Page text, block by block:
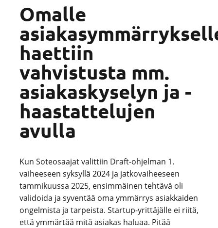
Omalle
haettiin
vahvistusta mm.
asiakaskyselyn ja -
haastattelujen
avulla
Kun Soteosaajat valittiin Draft-ohjelman 1.
vaiheeseen syksyllä 2024 ja jatkovaiheeseen
tammikuussa 2025, ensimmäinen tehtävä oli
validoida ja syventää oma ymmärrys asiakkaiden
ongelmista ja tarpeista. Startup-yrittäjälle ei riitä,
että ymmärtää mitä asiakas haluaa. Pitää